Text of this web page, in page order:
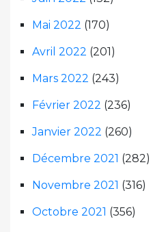
Mai 2022 (170)
Avril 2022 (201)
Mars 2022 (243)
Février 2022 (236)
Janvier 2022 (260)
Décembre 2021 (282)
Novembre 2021 (316)
Octobre 2021 (356)